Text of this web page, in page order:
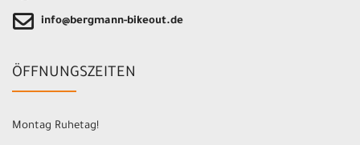
info@bergmann-bikeout.de
ÖFFNUNGSZEITEN
Montag Ruhetag!